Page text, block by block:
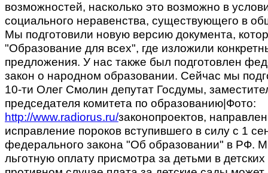
возможностей, насколько это возможно в
социального неравенства, существующего в
Мы подготовили новую версию документа,
"Образование для всех", где изложили
предложения. У нас также был подготовлен
закон о народном образовании. Сейчас мы
10-ти Олег Смолин депутат Госдумы,
председателя комитета по образованию|Фото:
http://www.radiorus.ru/законопроектов,
исправление пороков вступившего в силу с 1
федерального закона "Об образовании" в РФ.
льготную оплату присмотра за детьми в